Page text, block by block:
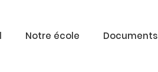
Notre école Documents